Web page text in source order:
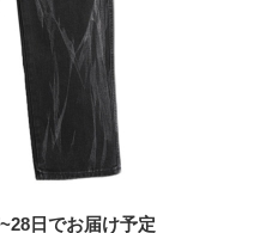
日でお届け予定